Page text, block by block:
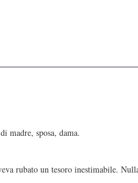
madre, sposa, dama.
rubato un tesoro inestimabile.